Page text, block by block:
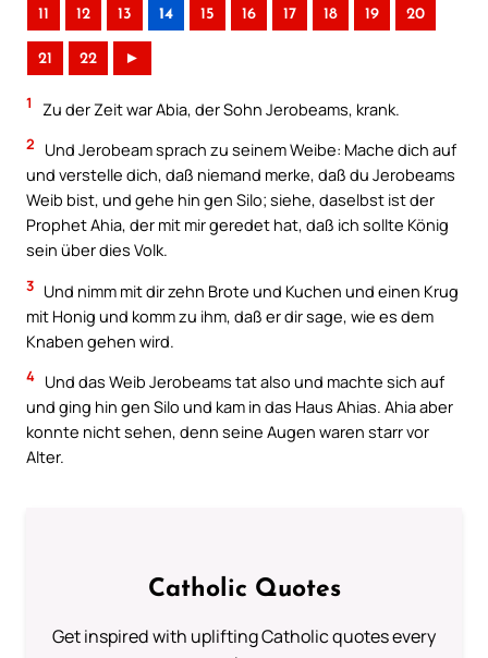
11 12 13 14 15 16 17 18 19 20
21 22 ►
1 Zu der Zeit war Abia, der Sohn Jerobeams, krank.
2
Und Jerobeam sprach zu seinem Weibe: Mache dich auf
und verstelle dich, daß niemand merke, daß du Jerobeams
Weib bist, und gehe hin gen Silo; siehe, daselbst ist der
Prophet Ahia, der mit mir geredet hat, daß ich sollte König
sein über dies Volk.
3 Und nimm mit dir zehn Brote und Kuchen und einen Krug
mit Honig und komm zu ihm, daß er dir sage, wie es dem
Knaben gehen wird.
4 Und das Weib Jerobeams tat also und machte sich auf
und ging hin gen Silo und kam in das Haus Ahias. Ahia aber
konnte nicht sehen, denn seine Augen waren starr vor
Alter.
Catholic Quotes
Get inspired with uplifting Catholic quotes every